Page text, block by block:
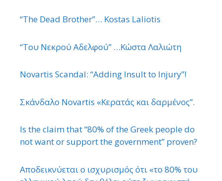
“The Dead Brother”… Kostas Laliotis
“Του Νεκρού Αδελφού” …Κώστα Λαλιώτη
Novartis Scandal: “Adding Insult to Injury”!
Σκάνδαλο Novartis «Κερατάς και δαρμένος”.
Is the claim that “80% of the Greek people do
not want or support the government” proven?
Αποδεικνύεται ο ισχυρισμός ότι «το 80% του